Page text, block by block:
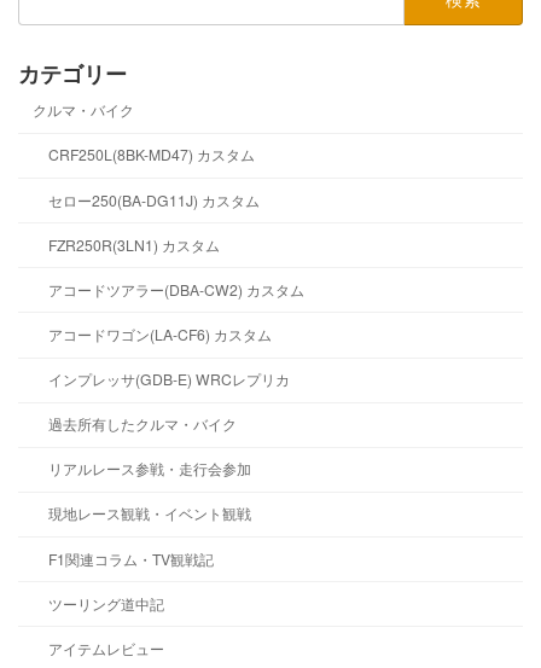
カテゴリー
クルマ・バイク
CRF250L(8BK-MD47) カスタム
セロー250(BA-DG11J) カスタム
FZR250R(3LN1) カスタム
アコードツアラー(DBA-CW2) カスタム
アコードワゴン(LA-CF6) カスタム
インプレッサ(GDB-E) WRCレプリカ
過去所有したクルマ・バイク
リアルレース参戦・走行会参加
現地レース観戦・イベント観戦
F1関連コラム・TV観戦記
ツーリング道中記
アイテムレビュー